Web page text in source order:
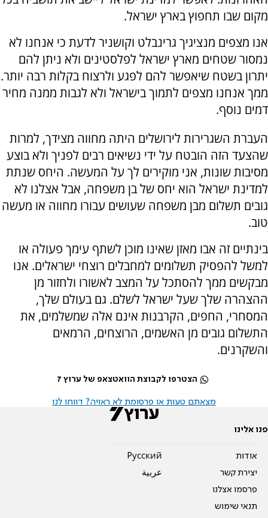
מקום שבו תחפוץ בארץ ישראל.
אנו מצפים מנציגיך גרינבלט וקושניר לדעת כי אנחנו לא
נמסור שטחים מארץ ישראל לפלסטינים ולא ניתן להם
יתרון בשטח שיאפשר להם לפגע ולרצוח בקלות רבה יותר.
ממך אנחנו מצפים לתמוך בישראל ולא לגבות ממנה מחיר
דמים נוסף.
העברת השגרירות לירושלים היתה מחווה מצידך, למרות
שהצעד הזה הובטח על ידי נשיאים רבים לפניך ולא בוצע
מסיבות שונות, אני מוקירים לך על המעשה. היחס שנתת
למדינת ישראל הוא יחס של בן משפחה, אבל אצלנו לא
גובים תשלום מבן משפחה שעושים עבורו מחווה או מעשה
טוב.
בינתיים זה אבו מאזן שאינו מוכן לשתף עימך פעולה או
למשל להפסיק תשלומים למחבלים רוצחי ישראלים. אנו
מבקשים ממך להסתכל על המצב לאשורו ולחזור מן
ההצהרה שלך שעל ישראל לשלם. גם בעולם שלך,
המסחרי, החפים, הקרבנות אינם אלה שמשלמים, את
התשלום גובים מן האשמים, הרוצחים, הרמאים
והשקרנים.
הצטרפו לקבוצת הוואטצאפ של ערוץ 7
מצאתם טעות או פרסומת לא ראויה? דווחו לנו
פנו אלינו
אודות
יצירת קשר
פרסמו אצלנו
תנאי שימוש
Pусский
عربية